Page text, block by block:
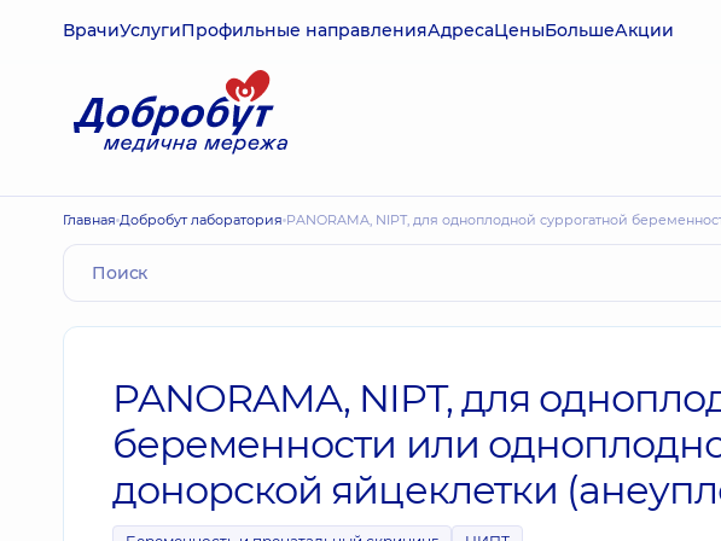
ВрачиУслугиПрофильные направленияАдресаЦеныБольшеАкции
Главная Добробут лаборатория PANORAMA, NIPT, для одноплодной суррогатной
PANORAMA, NIPT, для
беременности или
донорской яйцеклетки